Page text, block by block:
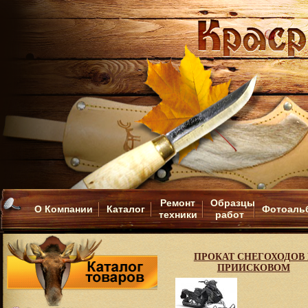
О Компании Каталог
Ремонт
техники
Образцы
работ
ПРОКАТ СНЕГОХОДОВ
ПРИИСКОВОМ